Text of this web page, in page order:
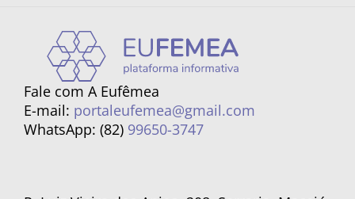
Fale com A Eufêmea
E-mail: portaleufemea@gmail.com
WhatsApp: (82) 99650-3747